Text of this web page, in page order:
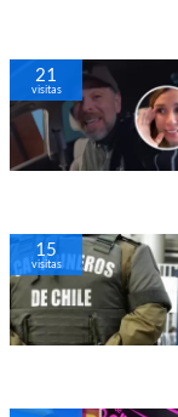
21
visitas
15
visitas